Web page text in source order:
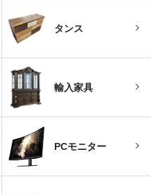
タンス
輸入家具
PCモニター